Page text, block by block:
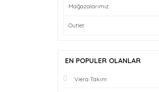
Mağazalarımız
Outlet
EN POPULER OLANLAR
Viera Takım